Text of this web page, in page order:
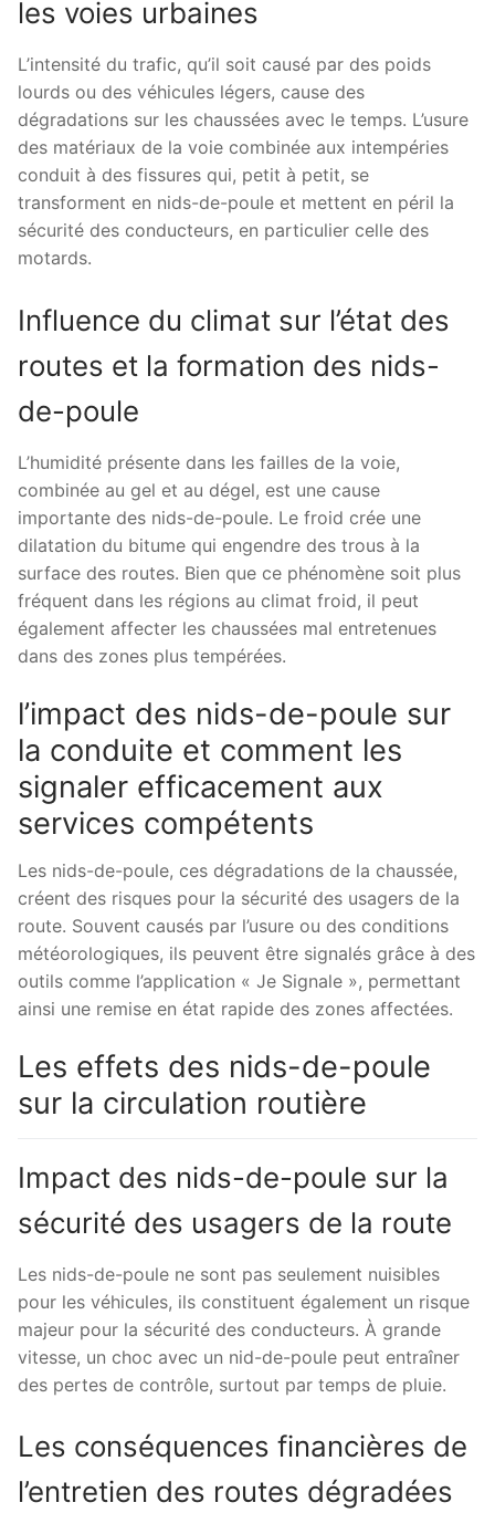
les voies urbaines
L’intensité du trafic, qu’il soit causé par des poids
lourds ou des véhicules légers, cause des
dégradations sur les chaussées avec le temps. L’usure
des matériaux de la voie combinée aux intempéries
conduit à des fissures qui, petit à petit, se
transforment en nids-de-poule et mettent en péril la
sécurité des conducteurs, en particulier celle des
motards.
Influence du climat sur l’état des
routes et la formation des nids-
de-poule
L’humidité présente dans les failles de la voie,
combinée au gel et au dégel, est une cause
importante des nids-de-poule. Le froid crée une
dilatation du bitume qui engendre des trous à la
surface des routes. Bien que ce phénomène soit plus
fréquent dans les régions au climat froid, il peut
également affecter les chaussées mal entretenues
dans des zones plus tempérées.
l’impact des nids-de-poule sur
la conduite et comment les
signaler efficacement aux
services compétents
Les nids-de-poule, ces dégradations de la chaussée,
créent des risques pour la sécurité des usagers de la
route. Souvent causés par l’usure ou des conditions
météorologiques, ils peuvent être signalés grâce à des
outils comme l’application « Je Signale », permettant
ainsi une remise en état rapide des zones affectées.
Les effets des nids-de-poule
sur la circulation routière
Impact des nids-de-poule sur la
sécurité des usagers de la route
Les nids-de-poule ne sont pas seulement nuisibles
pour les véhicules, ils constituent également un risque
majeur pour la sécurité des conducteurs. À grande
vitesse, un choc avec un nid-de-poule peut entraîner
des pertes de contrôle, surtout par temps de pluie.
Les conséquences financières de
l’entretien des routes dégradées